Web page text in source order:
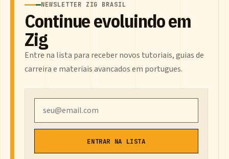
NEWSLETTER ZIG BRASIL
Continue evoluindo em
Zig
Entre na lista para receber novos tutoriais, guias de
carreira e materiais avancados em portugues.
ENTRAR NA LISTA